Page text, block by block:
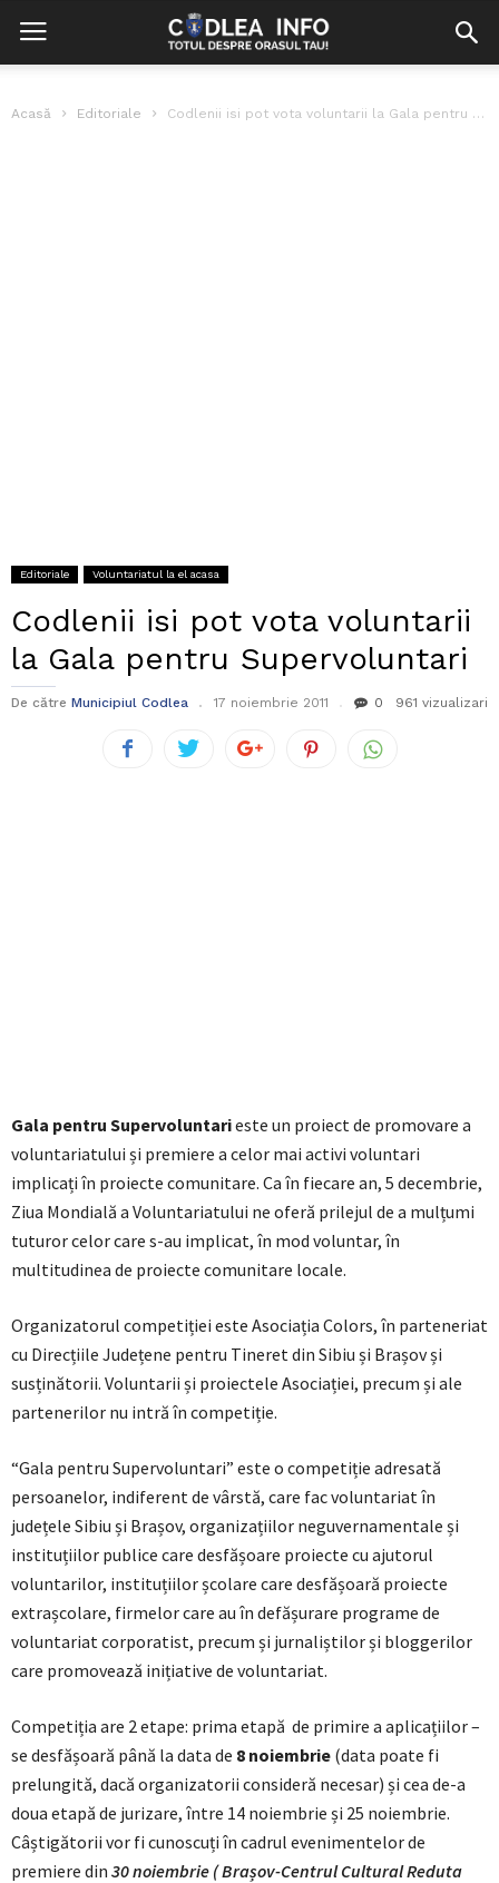
Acasă Editoriale Codlenii isi pot vota voluntarii la Gala pentru Supervoluntari
Editoriale Voluntariatul la el acasa
Codlenii isi pot vota voluntarii
la Gala pentru Supervoluntari
De către Municipiul Codlea 17 noiembrie 2011 0 961 vizualizari
Gala pentru Supervoluntarieste un proiect de promovare a
voluntariatului și premiere a celor mai activi voluntari
implicați în proiecte comunitare. Ca în fiecare an, 5 decembrie,
Ziua Mondială a Voluntariatului ne oferă prilejul de a mulțumi
tuturor celor care s-au implicat, în mod voluntar, în
multitudinea de proiecte comunitare locale.
Organizatorul competiției este Asociația Colors, în parteneriat
cu Direcțiile Județene pentru Tineret din Sibiu și Brașov și
susținătorii. Voluntarii și proiectele Asociației, precum și ale
partenerilor nu intră în competiție.
“Gala pentru Supervoluntari” este o competiție adresată
persoanelor, indiferent de vârstă, care fac voluntariat în
județele Sibiu și Brașov, organizațiilor neguvernamentale și
instituțiilor publice care desfășoare proiecte cu ajutorul
voluntarilor, instituțiilor școlare care desfășoară proiecte
extrașcolare, firmelor care au în defășurare programe de
voluntariat corporatist, precum și jurnaliștilor și bloggerilor
care promovează inițiative de voluntariat.
Competiția are 2 etape: prima etapă de primire a aplicațiilor –
se desfășoară până la data de 8 noiembrie (data poate fi
prelungită, dacă organizatorii consideră necesar) și cea de-a
doua etapă de jurizare, între 14 noiembrie și 25 noiembrie.
Câștigătorii vor fi cunoscuți în cadrul evenimentelor de
premiere din 30 noiembrie ( Brașov-Centrul Cultural Reduta